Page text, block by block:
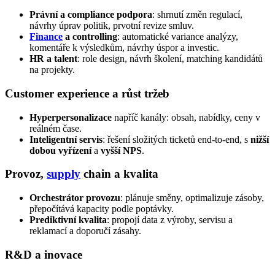
Právní a compliance podpora: shrnutí změn regulací,
návrhy úprav politik, prvotní revize smluv.
Finance a controlling: automatické variance analýzy,
komentáře k výsledkům, návrhy úspor a investic.
HR a talent: role design, návrh školení, matching kandidátů
na projekty.
Customer experience a růst tržeb
Hyperpersonalizace napříč kanály: obsah, nabídky, ceny v
reálném čase.
Inteligentní servis: řešení složitých ticketů end-to-end, s nižší
dobou vyřízenía vyšší NPS.
Provoz, supply chain a kvalita
Orchestrátor provozu: plánuje směny, optimalizuje zásoby,
přepočítává kapacity podle poptávky.
Prediktivní kvalita: propojí data z výroby, servisu a
reklamací a doporučí zásahy.
R&D a inovace